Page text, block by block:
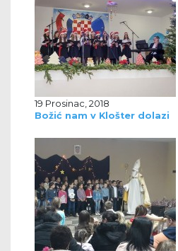
19 Prosinac, 2018
Božić nam v Klošter dolazi